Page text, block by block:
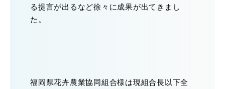
る提言が出るなど徐々に成果が出てきまし
た。
福岡県花卉農業協同組合様は現組合長以下全